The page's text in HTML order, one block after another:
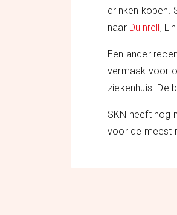
drinken kopen.
naar Duinrell,
Een ander
vermaak voor
ziekenhuis. De
SKN heeft nog
voor de meest